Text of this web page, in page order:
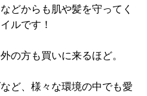
どからも肌や髪を守ってく
ルです！
の方も買いに来るほど。
ど、様々な環境の中でも愛